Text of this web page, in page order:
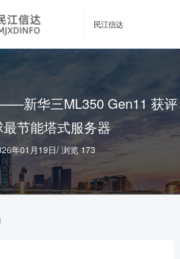
民江信达
新华三ML350 Gen11 获评
节能塔式服务器
年01月19日/ 浏览 173